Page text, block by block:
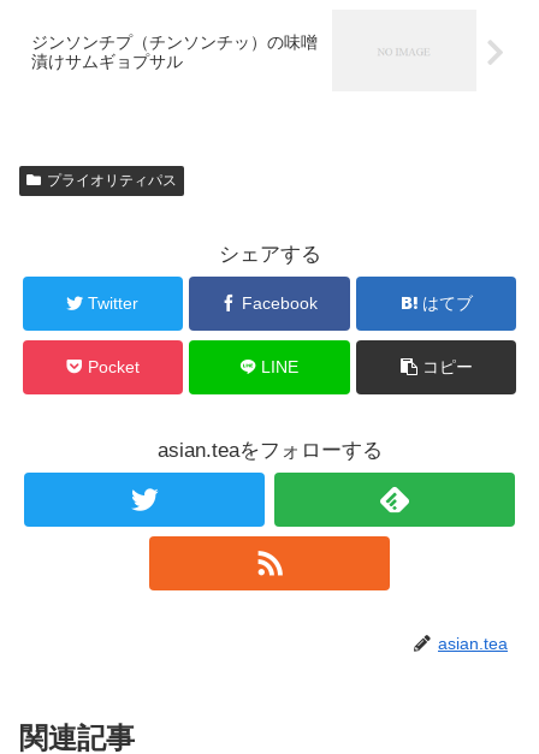
ジンソンチプ（チンソンチッ）の味噌
漬けサムギョプサル
プライオリティパス
シェアする
Twitter Facebook はてブ
Pocket LINE コピー
asian.teaをフォローする
asian.tea
関連記事